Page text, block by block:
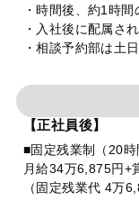
・時間後、約1時間
・入社後に配属さ
・相談予約部は土
【正社員後】
■固定残業制（20時
月給34万6,875円+
（固定残業代 4万